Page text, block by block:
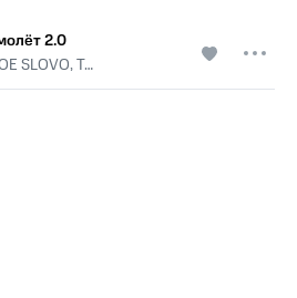
2.0
Реднакси, NOVOE SLOVO, Tribeat